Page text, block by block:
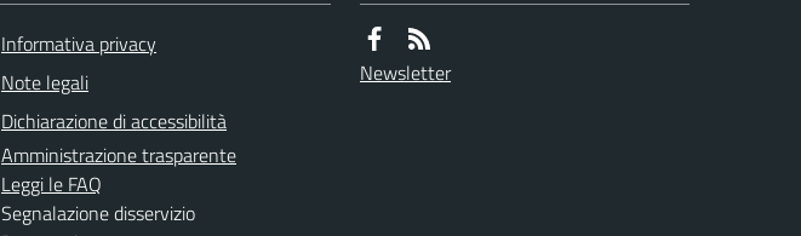
Informativa privacy
Note legali
Dichiarazione di accessibilità
Amministrazione trasparente
Leggi le FAQ
Segnalazione disservizio
Newsletter